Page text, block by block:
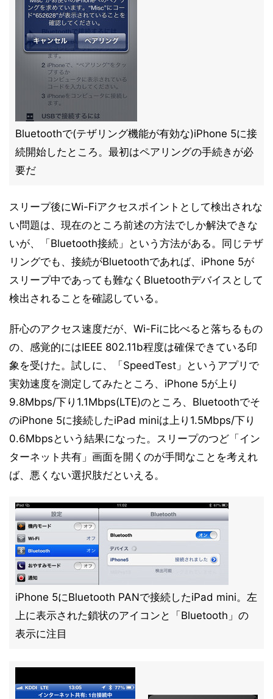
Bluetoothで(テザリング機能が有効な)iPhone 5に接
続開始したところ。最初はペアリングの手続きが必
要だ
スリープ後にWi-Fiアクセスポイントとして検出されな
い問題は、現在のところ前述の方法でしか解決できな
いが、「Bluetooth接続」という方法がある。同じテザ
リングでも、接続がBluetoothであれば、iPhone 5が
スリープ中であっても難なくBluetoothデバイスとして
検出されることを確認している。
肝心のアクセス速度だが、Wi-Fiに比べると落ちるもの
の、感覚的にはIEEE 802.11b程度は確保できている印
象を受けた。試しに、「SpeedTest」というアプリで
実効速度を測定してみたところ、iPhone 5が上り
9.8Mbps/下り1.1Mbps(LTE)のところ、Bluetoothでそ
のiPhone 5に接続したiPad miniは上り1.5Mbps/下り
0.6Mbpsという結果になった。スリープのつど「イン
ターネット共有」画面を開くのが手間なことを考えれ
ば、悪くない選択肢だといえる。
iPhone 5にBluetooth PANで接続したiPad mini。左
上に表示された鎖状のアイコンと「Bluetooth」の
表示に注目